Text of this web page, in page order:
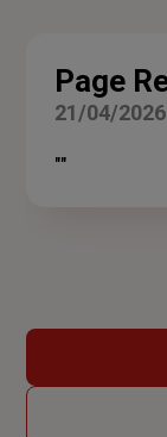
Page
21/04/2026
""